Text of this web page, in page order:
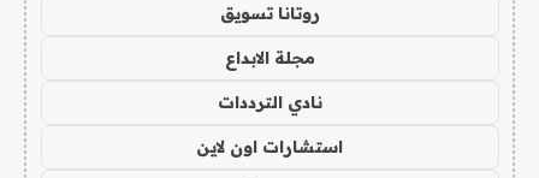
روتانا تسويق
مجلة الابداع
نادي الترددات
استشارات اون لاين